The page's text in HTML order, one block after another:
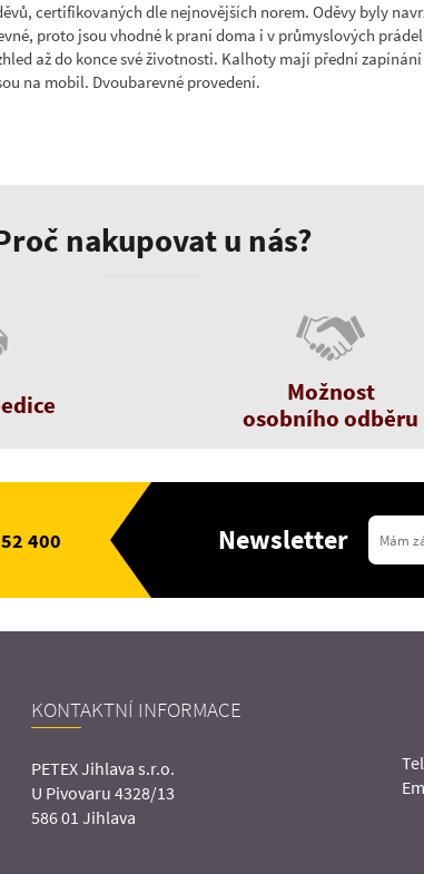
certifikovaných dle nejnovějších norem. Oděvy byly
proto jsou vhodné k praní doma i v průmyslových
až do konce své životnosti. Kalhoty mají přední
na mobil. Dvoubarevné provedení.
nakupovat u nás?
Možnost
osobního odběru
400 Newsletter
KONTAKTNÍ INFORMACE
PETEX Jihlava s.r.o.
U Pivovaru 4328/13
586 01 Jihlava